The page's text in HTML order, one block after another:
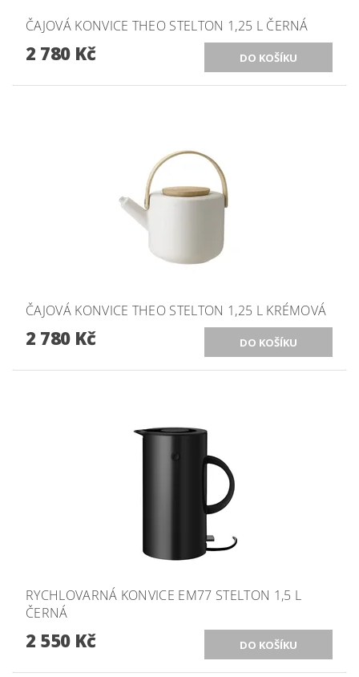
ČAJOVÁ KONVICE THEO STELTON 1,25 L ČERNÁ
2 780 Kč
ČAJOVÁ KONVICE THEO STELTON 1,25 L KRÉMOVÁ
2 780 Kč
RYCHLOVARNÁ KONVICE EM77 STELTON 1,5 L
ČERNÁ
2 550 Kč